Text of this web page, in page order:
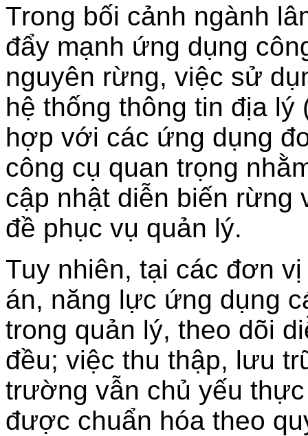
Trong bối cảnh ngành
đẩy mạnh ứng dụng
nguyên rừng, việc sử
hệ thống thông tin địa lý
hợp với các ứng dụng
công cụ quan trọng
cập nhật diễn biến rừng
đề phục vụ quản lý.
Tuy nhiên, tại các đơn
án, năng lực ứng dụng
trong quản lý, theo dõi
đều; việc thu thập, lưu
trường vẫn chủ yếu
được chuẩn hóa theo